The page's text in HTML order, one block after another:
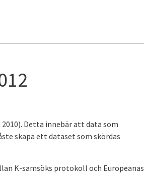
Detta innebär att data som
skapa ett dataset som skördas
K-samsöks protokoll och Europeanas